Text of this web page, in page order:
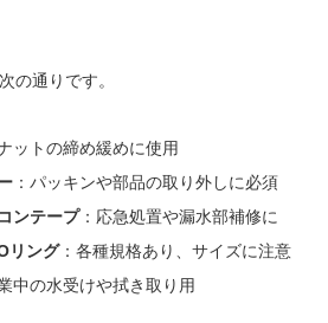
の通りです。
ットの締め緩めに使用
：パッキンや部品の取り外しに必須
ンテープ：応急処置や漏水部補修に
リング：各種規格あり、サイズに注意
中の水受けや拭き取り用